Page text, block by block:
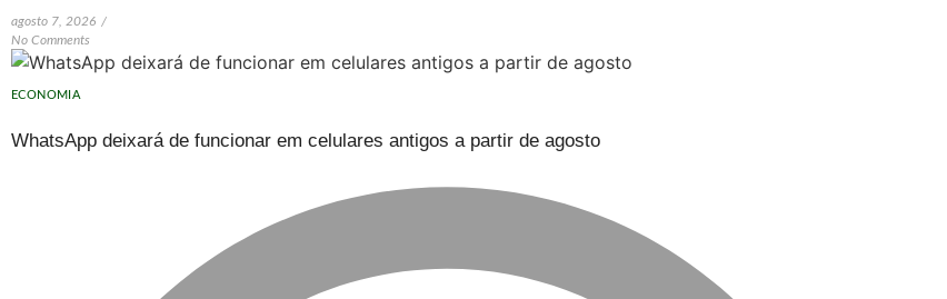
agosto 7, 2026 /
No Comments
ECONOMIA
WhatsApp deixará de funcionar em celulares antigos a partir de agosto